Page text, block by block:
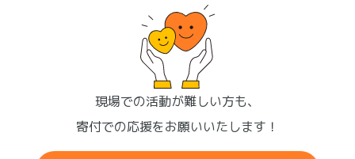
現場での活動が難しい方も、
寄付での応援をお願いいたします！